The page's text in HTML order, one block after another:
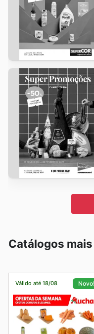
Catálogos
Válido até 18/08 Novo!